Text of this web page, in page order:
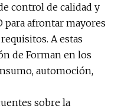
control de calidad y
para afrontar mayores
A estas
de Forman en los
automoción,
sobre la